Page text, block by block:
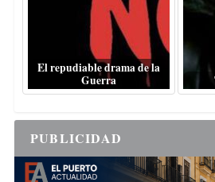
El repudiable drama de la
Guerra
PUBLICIDAD